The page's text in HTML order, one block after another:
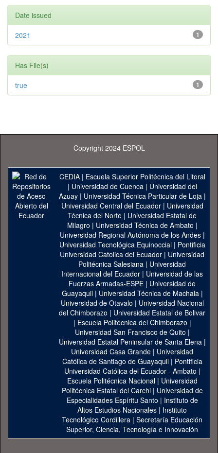
Date issued
1
2021
Has File(s)
1
true
Copyright 2024 ESPOL
CEDIA| Escuela Superior Politécnica del Litoral
| Universidad de Cuenca| Universidad del
Azuay| Universidad Técnica Particular de Loja|
Universidad Central del Ecuador| Universidad
Técnica del Norte | Universidad Estatal de
Milagro | Universidad Técnica de Ambato |
Universidad Regional Autónoma de los Andes|
Universidad Tecnológica Equinoccial| Pontificia
Universidad Catolica del Ecuador | Universidad
Politécnica Salesiana | Universidad
Internacional del Ecuador | Universidad de las
Fuerzas Armadas-ESPE | Universidad de
Guayaquil| Universidad Técnica de Machala|
Universidad de Otavalo | Universidad Nacional
del Chimborazo | Universidad Estatal de Bolivar
| Escuela Politécnica del Chimborazo |
Universidad San Francisco de Quito |
Universidad Estatal Peninsular de Santa Elena|
Universidad Casa Grande | Universidad
Católica de Santiago de Guayaquil| Pontificia
Universidad Católica del Ecuador - Ambato |
Escuela Politécnica Nacional| Universidad
Politécnica Estatal del Carchi| Universidad de
Especialidades Espíritu Santo | Instituto de
Altos Estudios Nacionales | Instituto
Tecnológico Cordillera | Secretaría Educación
Superior, Ciencia, Tecnología e Innovación